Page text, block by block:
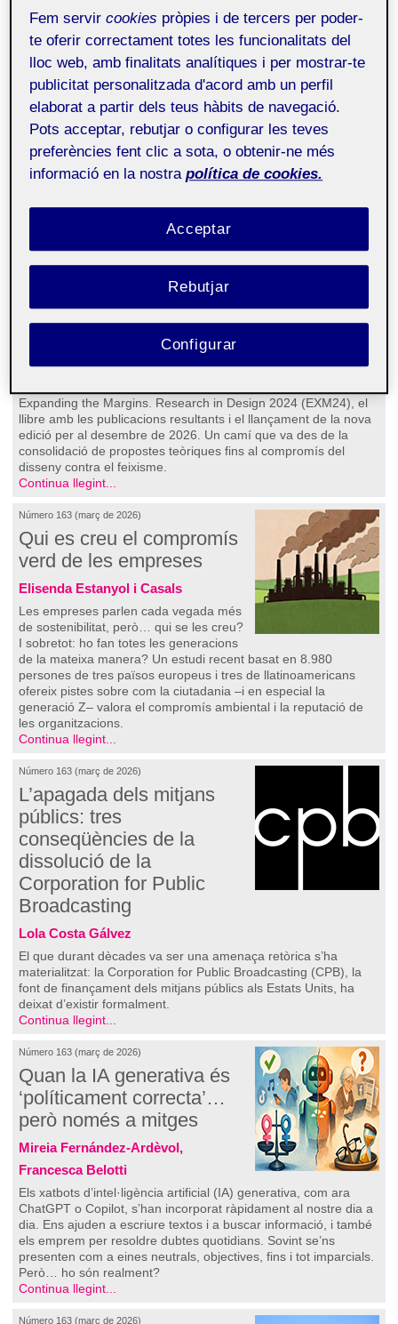
premissa, vaig participar en el recent Congrés CoDI, en el qual
es va debatre, entre altres aspectes, com la Ciència Oberta i la
comunicació científica estratègica són les claus per
democratitzar el saber i afrontar les complexitats del segle XXI.
Continua llegint...
Expandint els marges: de la reflexió a
l’acció en la recerca en disseny
Elena Bartomeu Magaña
El passat 11 de febrer d’aquest 2026, el Hub de Recerca de la
Expanding the Margins. Research in Design 2024 (EXM24), el
llibre amb les publicacions resultants i el llançament de la nova
edició per al desembre de 2026. Un camí que va des de la
consolidació de propostes teòriques fins al compromís del
disseny contra el feixisme.
Continua llegint...
Número 163 (març de 2026)
Qui es creu el compromís
verd de les empreses
Elisenda Estanyol i Casals
Les empreses parlen cada vegada més
de sostenibilitat, però… qui se les creu?
I sobretot: ho fan totes les generacions
de la mateixa manera? Un estudi recent basat en 8.980
persones de tres països europeus i tres de llatinoamericans
ofereix pistes sobre com la ciutadania –i en especial la
generació Z– valora el compromís ambiental i la reputació de
les organitzacions.
Continua llegint...
Número 163 (març de 2026)
L’apagada dels mitjans
públics: tres
conseqüències de la
dissolució de la
Corporation for Public
Broadcasting
Lola Costa Gálvez
El que durant dècades va ser una amenaça retòrica s’ha
materialitzat: la Corporation for Public Broadcasting (CPB), la
font de finançament dels mitjans públics als Estats Units, ha
deixat d’existir formalment.
Continua llegint...
Número 163 (març de 2026)
Quan la IA generativa és
‘políticament correcta’…
però només a mitges
Mireia Fernández-Ardèvol,
Francesca Belotti
Els xatbots d’intel·ligència artificial (IA) generativa, com ara
ChatGPT o Copilot, s’han incorporat ràpidament al nostre dia a
dia. Ens ajuden a escriure textos i a buscar informació, i també
els emprem per resoldre dubtes quotidians. Sovint se’ns
presenten com a eines neutrals, objectives, fins i tot imparcials.
Però… ho són realment?
Continua llegint...
Número 163 (març de 2026)
Fem servircookies pròpies i de tercers per poder-
te oferir correctament totes les funcionalitats del
lloc web, amb finalitats analítiques i per mostrar-te
publicitat personalitzada d'acord amb un perfil
elaborat a partir dels teus hàbits de navegació.
Pots acceptar, rebutjar o configurar les teves
preferències fent clic a sota, o obtenir-ne més
informació en la nostra política de cookies.
Rebutjar
Acceptar
Configurar